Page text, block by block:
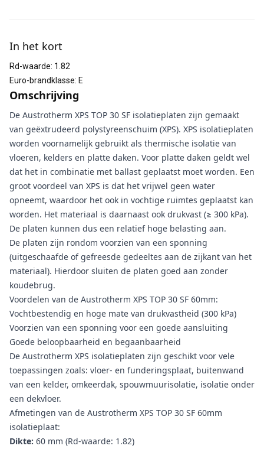
In het kort
Rd-waarde: 1.82
Euro-brandklasse: E
Omschrijving
De Austrotherm XPS TOP 30 SF isolatieplaten zijn gemaakt
van geëxtrudeerd polystyreenschuim (XPS). XPS isolatieplaten
worden voornamelijk gebruikt als thermische isolatie van
vloeren, kelders en platte daken. Voor platte daken geldt wel
dat het in combinatie met ballast geplaatst moet worden. Een
groot voordeel van XPS is dat het vrijwel geen water
opneemt, waardoor het ook in vochtige ruimtes geplaatst kan
worden. Het materiaal is daarnaast ook drukvast (≥ 300 kPa).
De platen kunnen dus een relatief hoge belasting aan.
De platen zijn rondom voorzien van een sponning
(uitgeschaafde of gefreesde gedeeltes aan de zijkant van het
materiaal). Hierdoor sluiten de platen goed aan zonder
koudebrug.
Voordelen van de Austrotherm XPS TOP 30 SF 60mm:
Vochtbestendig en hoge mate van drukvastheid (300 kPa)
Voorzien van een sponning voor een goede aansluiting
Goede beloopbaarheid en begaanbaarheid
De Austrotherm XPS isolatieplaten zijn geschikt voor vele
toepassingen zoals: vloer- en funderingsplaat, buitenwand
van een kelder, omkeerdak, spouwmuurisolatie, isolatie onder
een dekvloer.
Afmetingen van de Austrotherm XPS TOP 30 SF 60mm
isolatieplaat:
Dikte: 60 mm (Rd-waarde: 1.82)